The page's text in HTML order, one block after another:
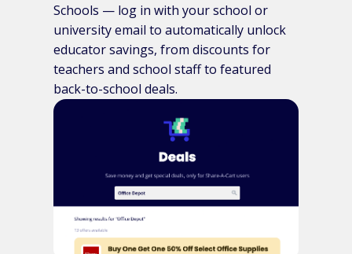
Schools — log in with your school or
university email to automatically unlock
educator savings, from discounts for
teachers and school staff to featured
back-to-school deals.